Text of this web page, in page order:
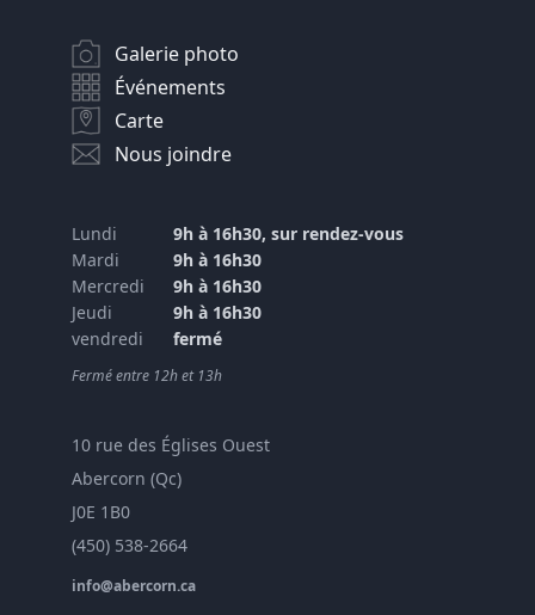
Galerie photo
Événements
Carte
Nous joindre
Lundi
9h à 16h30, sur rendez-vous
Mardi
9h à 16h30
Mercredi
9h à 16h30
Jeudi
9h à 16h30
vendredi
fermé
Fermé entre 12h et 13h
10 rue des Églises Ouest
Abercorn (Qc)
J0E 1B0
(450) 538-2664
info@abercorn.ca